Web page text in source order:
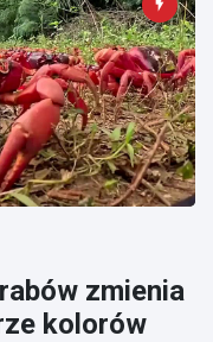
zmienia
kolorów